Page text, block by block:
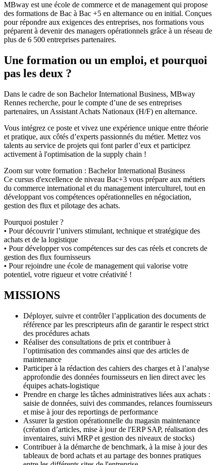
MBway est une école de commerce et de management qui propose
des formations de Bac à Bac +5 en alternance ou en initial. Conçues
pour répondre aux exigences des entreprises, nos formations vous
préparent à devenir des managers opérationnels grâce à un réseau de
plus de 6 500 entreprises partenaires.
Une formation ou un emploi, et pourquoi
pas les deux ?
Dans le cadre de son Bachelor International Business, MBway
Rennes recherche, pour le compte d’une de ses entreprises
partenaires, un Assistant Achats Nationaux (H/F) en alternance.
Vous intégrez ce poste et vivez une expérience unique entre théorie
et pratique, aux côtés d’experts passionnés du métier. Mettez vos
talents au service de projets qui font parler d’eux et participez
activement à l'optimisation de la supply chain !
Zoom sur votre formation : Bachelor International Business
Ce cursus d'excellence de niveau Bac+3 vous prépare aux métiers
du commerce international et du management interculturel, tout en
développant vos compétences opérationnelles en négociation,
gestion des flux et pilotage des achats.
Pourquoi postuler ?
• Pour découvrir l’univers stimulant, technique et stratégique des
achats et de la logistique
• Pour développer vos compétences sur des cas réels et concrets de
gestion des flux fournisseurs
• Pour rejoindre une école de management qui valorise votre
potentiel, votre rigueur et votre créativité !
MISSIONS
Déployer, suivre et contrôler l’application des documents de
référence par les prescripteurs afin de garantir le respect strict
des procédures achats
Réaliser des consultations de prix et contribuer à
l’optimisation des commandes ainsi que des articles de
maintenance
Participer à la rédaction des cahiers des charges et à l’analyse
approfondie des données fournisseurs en lien direct avec les
équipes achats-logistique
Prendre en charge les tâches administratives liées aux achats :
saisie de données, suivi des commandes, relances fournisseurs
et mise à jour des reportings de performance
Assurer la gestion opérationnelle du magasin maintenance
(création d’articles, mise à jour de l'ERP SAP, réalisation des
inventaires, suivi MRP et gestion des niveaux de stocks)
Contribuer à la démarche de benchmark, à la mise à jour des
tableaux de bord achats et au partage des bonnes pratiques